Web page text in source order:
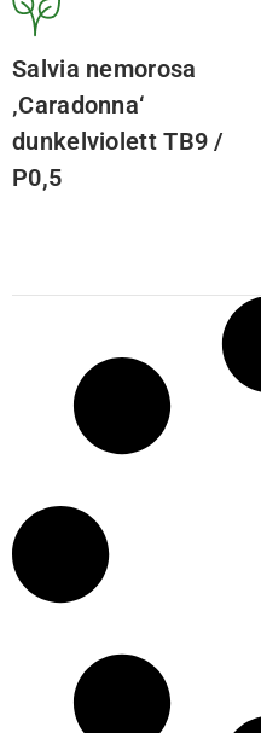
Salvia nemorosa
‚Caradonna‘
dunkelviolett TB9 /
P0,5